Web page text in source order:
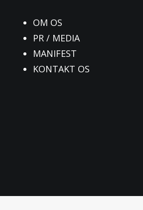
OM OS
PR / MEDIA
MANIFEST
KONTAKT OS